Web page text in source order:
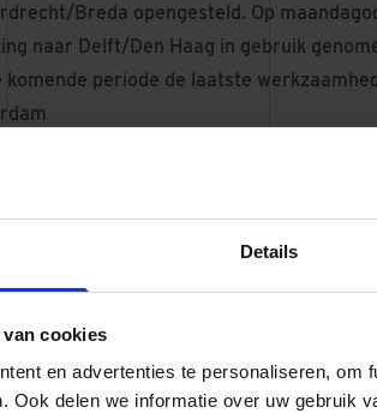
Details
cookies
en advertenties te personaliseren, om
Ook delen we informatie over uw gebruik
Breda opengesteld. Op
naar Delft/Den Haag in gebruik
komende periode de laatste
de A13 bij Rotterdam The Hague Airport.
in het noordoostelijk deel
Met grondwallen, een half verdiepte
door De Groene Boog, een
Croonwolter&dros en Mobilis.